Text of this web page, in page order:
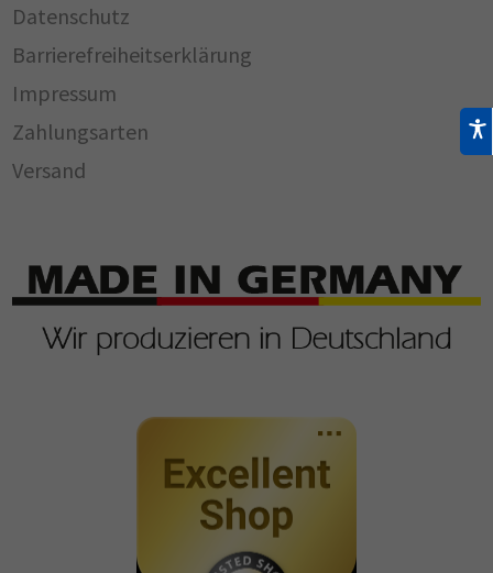
Datenschutz
Barrierefreiheitserklärung
Impressum
Zahlungsarten
Versand